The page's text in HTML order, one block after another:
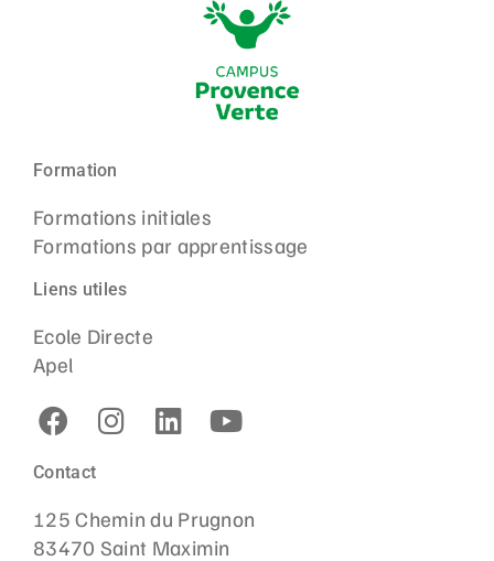
Formation
Formations initiales
Formations par apprentissage
Liens utiles
Ecole Directe
Apel
Contact
125 Chemin du Prugnon
83470 Saint Maximin